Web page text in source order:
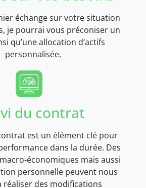
échange sur votre situation
je pourrai vous préconiser un
qu’une allocation d’actifs
personnalisée.
du contrat
est un élément clé pour
dans la durée. Des
économiques mais aussi
personnelle peuvent nous
réaliser des modifications